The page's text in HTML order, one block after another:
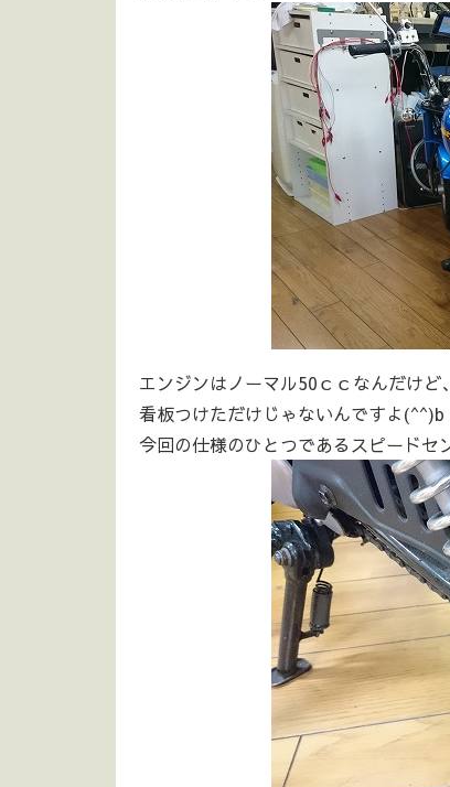
エンジンはノーマル50ｃｃなんだけど
看板つけただけじゃないんですよ(^^)b
今回の仕様のひとつであるスピードセ